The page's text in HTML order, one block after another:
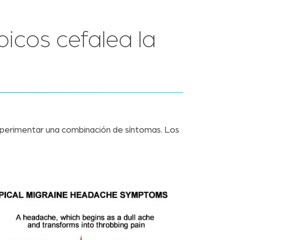
cefalea la
una combinación de síntomas. Los